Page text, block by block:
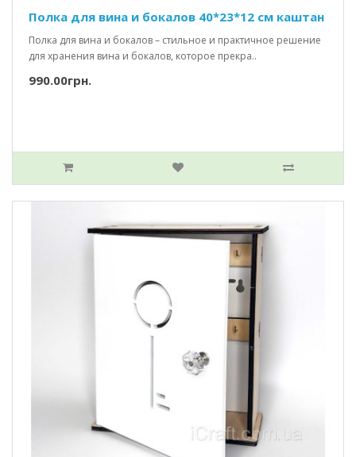
Полка для вина и бокалов 40*23*12 см каштан
Полка для вина и бокалов – стильное и практичное решение
для хранения вина и бокалов, которое прекра..
990.00грн.